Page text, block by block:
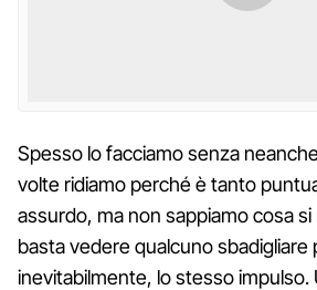
Spesso lo facciamo senza
volte ridiamo perché è tanto
assurdo, ma non sappiamo cosa
basta vedere qualcuno sbadigliare
inevitabilmente, lo stesso impulso.